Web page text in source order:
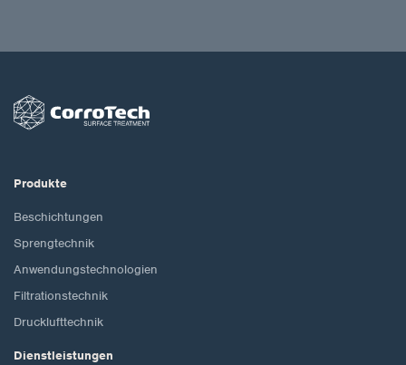
Produkte
Beschichtungen
Sprengtechnik
Anwendungstechnologien
Filtrationstechnik
Drucklufttechnik
Dienstleistungen